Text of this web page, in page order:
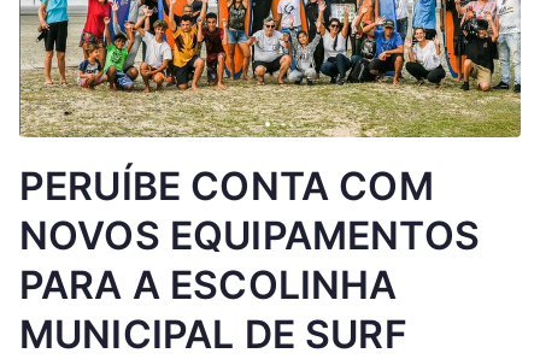
PERUÍBE CONTA COM
NOVOS EQUIPAMENTOS
PARA A ESCOLINHA
MUNICIPAL DE SURF